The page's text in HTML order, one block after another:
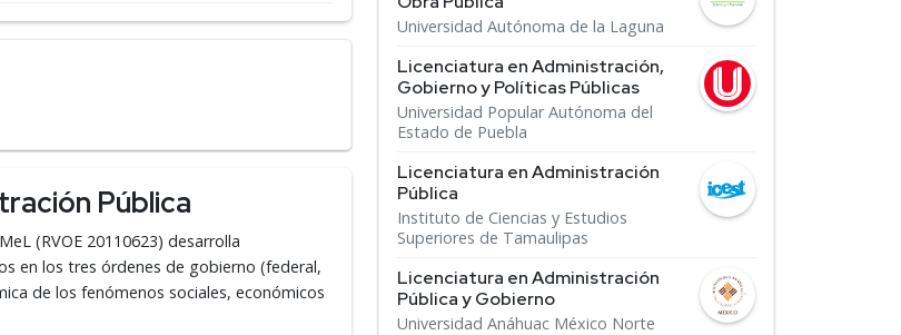
Pública
(RVOE 20110623) desarrolla
en los tres órdenes de gobierno (federal,
de los fenómenos sociales, económicos
Universidad Autónoma de la Laguna
Licenciatura en Administración,
Gobierno y Políticas Públicas
Universidad Popular Autónoma del
Estado de Puebla
Licenciatura en Administración
Pública
Instituto de Ciencias y Estudios
Superiores de Tamaulipas
Licenciatura en Administración
Pública y Gobierno
Universidad Anáhuac México Norte